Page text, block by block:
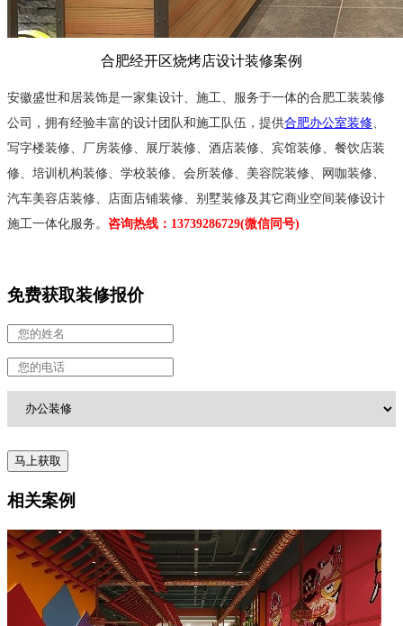
合肥经开区烧烤店设计装修案例
安徽盛世和居装饰是一家集设计、施工、服务于一体的合肥工装装修
公司， 拥有经验丰富的设计团队和施工队伍， 提供合肥办公室装修
写字楼装修、厂房装修、展厅装修、酒店装修、 宾馆装修、 餐饮店装
修、培训机构装修、学校装修、会所装修、美容院装修、网咖装修、
汽车美容店装修、店面店铺装修、别墅装修及其它商业空间装修设计
施工一体化服务。 咨询热线：13739286729(微信同号)
免费获取装修报价
相关案例